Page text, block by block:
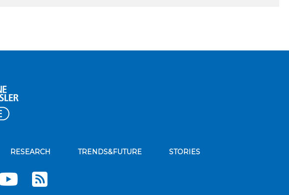
RESEARCH TRENDS&FUTURE STORIES
Subscribe to our news